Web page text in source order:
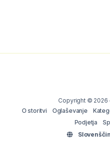
Copyright © 2026
O storitvi
Oglaševanje
Podjetja